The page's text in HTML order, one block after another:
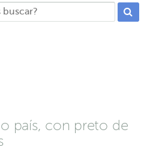
país, con preto de